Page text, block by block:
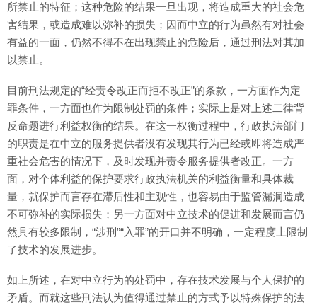
所禁止的特征；这种危险的结果一旦出现，将造成重大的社会危
害结果，或造成难以弥补的损失；因而中立的行为虽然有对社会
有益的一面，仍然不得不在出现禁止的危险后，通过刑法对其加
以禁止。
目前刑法规定的“经责令改正而拒不改正”的条款，一方面作为定
罪条件，一方面也作为限制处罚的条件；实际上是对上述二律背
反命题进行利益权衡的结果。在这一权衡过程中，行政执法部门
的职责是在中立的服务提供者没有发现其行为已经或即将造成严
重社会危害的情况下，及时发现并责令服务提供者改正。一方
面，对个体利益的保护要求行政执法机关的利益衡量和具体裁
量，就保护而言存在滞后性和主观性，也容易由于监管漏洞造成
不可弥补的实际损失；另一方面对中立技术的促进和发展而言仍
然具有较多限制，“涉刑”“入罪”的开口并不明确，一定程度上限制
了技术的发展进步。
如上所述，在对中立行为的处罚中，存在技术发展与个人保护的
矛盾。而就这些刑法认为值得通过禁止的方式予以特殊保护的法